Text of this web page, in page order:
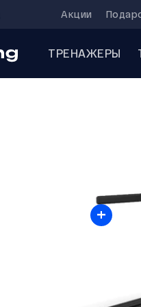
Акции
ТРЕНАЖЕРЫ
+